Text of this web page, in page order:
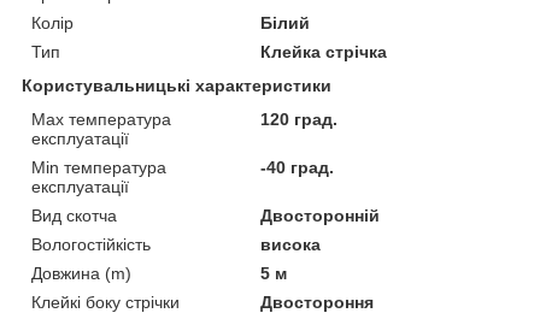
Колір
Білий
Тип
Клейка стрічка
Користувальницькі характеристики
Max температура
експлуатації
120 град.
Min температура
експлуатації
-40 град.
Вид скотча
Двосторонній
Вологостійкість
висока
Довжина (m)
5 м
Клейкі боку стрічки
Двостороння